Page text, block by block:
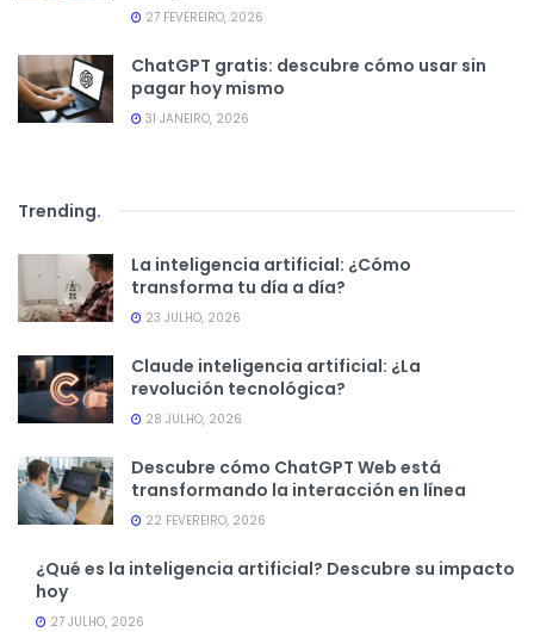
27 FEVEREIRO, 2026
ChatGPT gratis: descubre cómo usar sin
pagar hoy mismo
31 JANEIRO, 2026
Trending.
La inteligencia artificial: ¿Cómo
transforma tu día a día?
23 JULHO, 2026
Claude inteligencia artificial: ¿La
revolución tecnológica?
28 JULHO, 2026
Descubre cómo ChatGPT Web está
transformando la interacción en línea
22 FEVEREIRO, 2026
¿Qué es la inteligencia artificial? Descubre su impacto
hoy
27 JULHO, 2026